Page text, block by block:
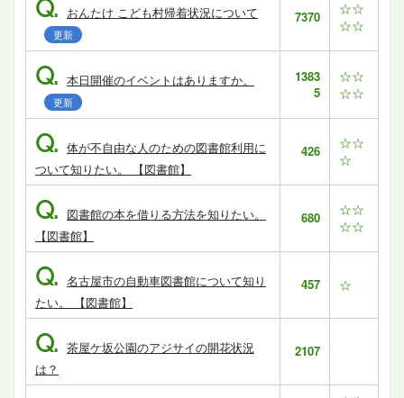
Q. おんたけ こども村帰着状況について
更新
7370
☆☆
☆☆
Q. 本日開催のイベントはありますか。
更新
1383
5
☆☆
☆☆
Q. 体が不自由な人のための図書館利用に
ついて知りたい。 【図書館】
426
☆☆
☆
Q. 図書館の本を借りる方法を知りたい。
【図書館】
680
☆☆
☆☆
Q. 名古屋市の自動車図書館について知り
たい。 【図書館】
457 ☆
Q. 茶屋ケ坂公園のアジサイの開花状況
は？
2107